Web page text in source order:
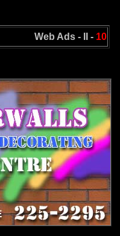
Web Ads - II - 10